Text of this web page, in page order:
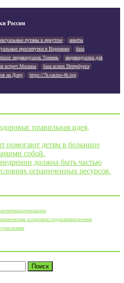
России
путаны в иркутске
анкеты
проститутки в Воронеже
база
индивидуалок Тюмень
индивидуалки для
встреч Москвы
база шлюх Петербурга
на Дону
https://7k-casino-4h.top
правильная идея,
помогают детям в больнице
собой.
должна быть частью
ограниченных ресурсов.
генетикизачемзащита
инсектная аллергияисследованияисцеление